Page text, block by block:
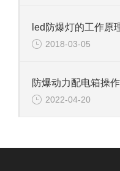
led防爆灯的工作原
2018-03-05
2022-04-20